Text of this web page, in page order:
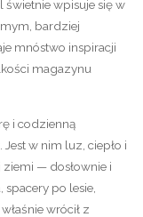
świetnie wpisuje się w
bardziej
mnóstwo inspiracji
magazynu
i codzienną
w nim luz, ciepło i
— dosłownie i
po lesie,
wrócił z